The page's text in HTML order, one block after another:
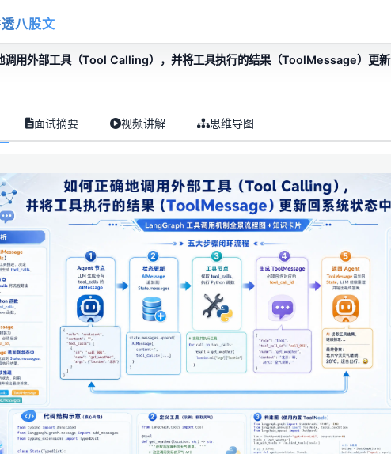
八股文
调用外部工具（Tool Calling），并将工具执行的结果（ToolMessage）更新
面试摘要 视频讲解 思维导图